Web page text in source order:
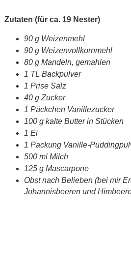
Zutaten (für ca. 19 Nester)
90 g Weizenmehl
90 g Weizenvollkornmehl
80 g Mandeln, gemahlen
1 TL Backpulver
1 Prise Salz
40 g Zucker
1 Päckchen Vanillezucker
100 g kalte Butter in Stücken
1 Ei
1 Packung Vanille-
500 ml Milch
125 g Mascarpone
Obst nach Belieben (bei mir
Johannisbeeren und